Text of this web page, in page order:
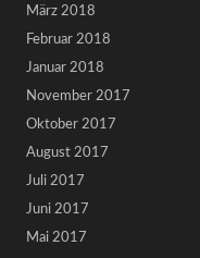
März 2018
Februar 2018
Januar 2018
November 2017
Oktober 2017
August 2017
Juli 2017
Juni 2017
Mai 2017